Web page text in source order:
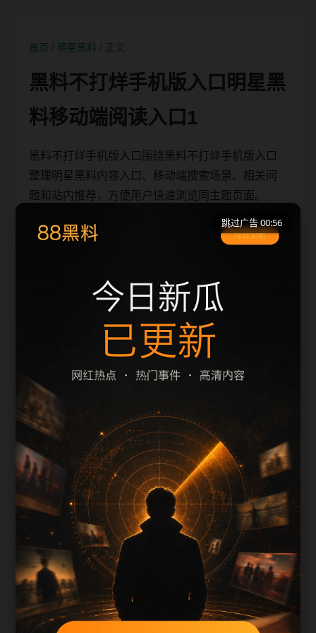
首页 明星黑料
黑料不打烊手机版入口明星黑
料移动端阅读入口1
黑料不打烊手机版入口围绕黑料不打烊手机版入口
整理明星黑料内容入口、移动端搜索场景、相关问
题和站内推荐，方便用户快速浏览同主题页面。
黑料不打烊手机版入口相关页面通常需要先判断标
题、摘要和栏目是否一致。本页围绕明星黑料整理
阅读入口，减少用户在手机端反复返回搜索结果的
页面保留清晰的栏目路径、站内推荐和 sitemap 入
口，方便继续浏览同主题内容。
内容归集说明
黑料不打烊手机版入口会按栏目持续补充新内容，
标题、description、正文摘要和图片说明保持同一主
题，避免无关词堆砌。
后续采集或 AI 生成内容时，每篇应不少于 650 字，
并配套主题图、alt/title 和同类推荐。
跳过广告 00:56